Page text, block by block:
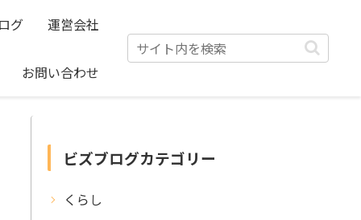
グ 運営会社
お問い合わせ
ビズブログカテゴリー
くらし